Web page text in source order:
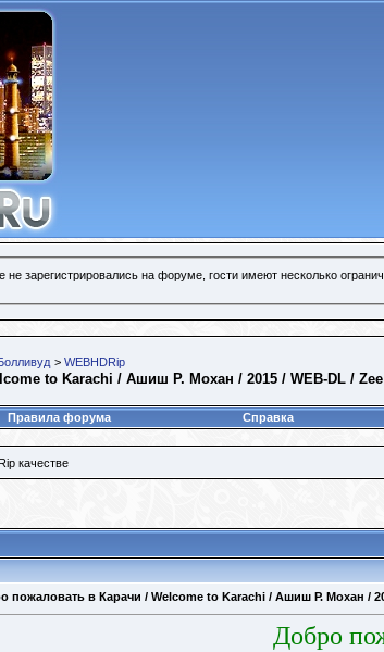
зарегистрировались на форуме, гости имеют несколько
> WEBHDRip
to Karachi / Ашиш Р. Мохан / 2015 / WEB-DL /
Правила форума Справка
качестве
пожаловать в Карачи / Welcome to Karachi / Ашиш Р. Мохан /
Добро